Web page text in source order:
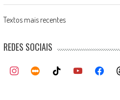
Posts
navigation
Textos mais recentes
REDES SOCIAIS